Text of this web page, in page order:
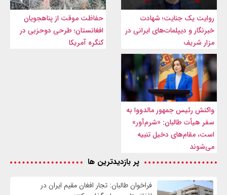
روایت یک جنایت؛ شهادت
خبرنگار و دیپلمات‌های ایرانی در
مزار شریف
حفاظت موقت از پناهجویان
افغانستان؛ طرحی دوحزبی در
کنگره آمریکا
واکنش رئیس جمهور مالدووا به
سفر هیأت طالبان: «شرم‌آور»
است، مقام‌های دخیل تنبیه
می‌شوند
پر بازدیدترین ها
فراخوان طالبان: تجار افغان مقیم ایران در